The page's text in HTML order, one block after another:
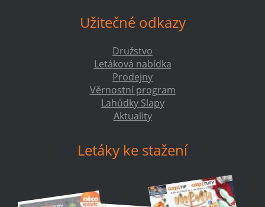
Užitečné odkazy
Družstvo
Letáková nabídka
Prodejny
Věrnostní program
Lahůdky Slapy
Aktuality
Letáky ke stažení